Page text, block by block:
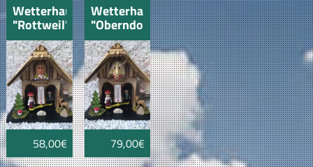
Wetterhaus
"Rottweil"
Gschell
58,00€
Wetterhaus
"Oberndorf"
mit
Ziegenbock
79,00€